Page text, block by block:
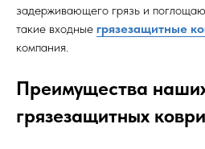
задерживающего грязь и
такие входные грязезащитные
компания.
Преимущества
грязезащитных